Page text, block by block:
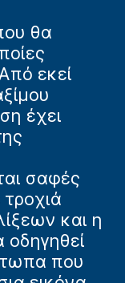
θα
εκεί
έχει
σαφές
και η
οδηγηθεί
που